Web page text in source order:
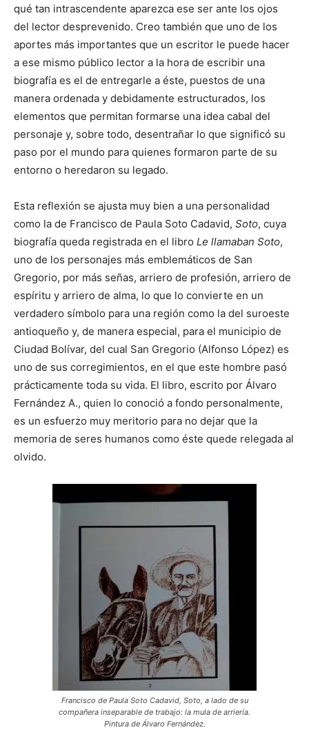
qué tan intrascendente aparezca ese ser ante los ojos
del lector desprevenido. Creo también que uno de los
aportes más importantes que un escritor le puede hacer
a ese mismo público lector a la hora de escribir una
biografía es el de entregarle a éste, puestos de una
manera ordenada y debidamente estructurados, los
elementos que permitan formarse una idea cabal del
personaje y, sobre todo, desentrañar lo que significó su
paso por el mundo para quienes formaron parte de su
entorno o heredaron su legado.
Esta reflexión se ajusta muy bien a una personalidad
como la de Francisco de Paula Soto Cadavid, Soto, cuya
biografía queda registrada en el libro Le llamaban Soto,
uno de los personajes más emblemáticos de San
Gregorio, por más señas, arriero de profesión, arriero de
espíritu y arriero de alma, lo que lo convierte en un
verdadero símbolo para una región como la del suroeste
antioqueño y, de manera especial, para el municipio de
Ciudad Bolívar, del cual San Gregorio (Alfonso López) es
uno de sus corregimientos, en el que este hombre pasó
prácticamente toda su vida. El libro, escrito por Álvaro
Fernández A., quien lo conoció a fondo personalmente,
es un esfuerzo muy meritorio para no dejar que la
memoria de seres humanos como éste quede relegada al
olvido.
Francisco de Paula Soto Cadavid, Soto, a lado de su
compañera inseparable de trabajo: la mula de arriería.
Pintura de Álvaro Fernández.